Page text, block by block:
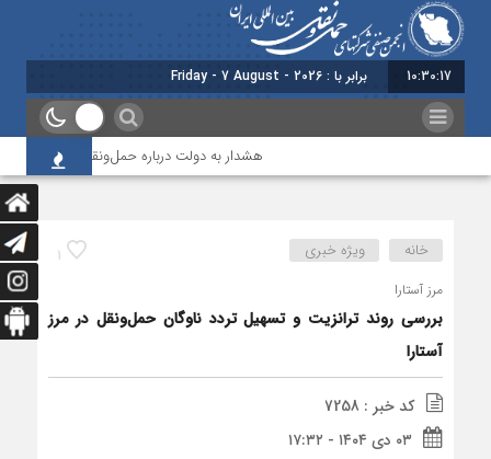
10:30:17 برابر با : Friday - 7 August - 2026
هشدار به دولت درباره حمل‌ونقل بین‌المللی؛
1 خانه ویژه خبری
مرز آستارا
بررسی روند ترانزیت و تسهیل تردد ناوگان حمل‌ونقل در مرز
آستارا
کد خبر : 7258
۰۳ دی ۱۴۰۴ - ۱۷:۳۲